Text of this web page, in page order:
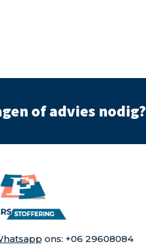
of advies nodig?
ons: +06 29608084